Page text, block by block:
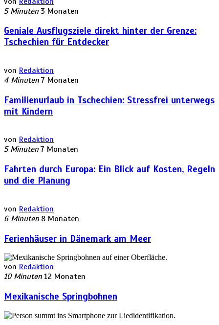
5 Minuten 3 Monaten
Geniale Ausflugsziele direkt hinter der Grenze:
Tschechien für Entdecker
von Redaktion
4 Minuten 7 Monaten
Familienurlaub in Tschechien: Stressfrei unterwegs
mit Kindern
von Redaktion
5 Minuten 7 Monaten
Fahrten durch Europa: Ein Blick auf Kosten, Regeln
und die Planung
von Redaktion
6 Minuten 8 Monaten
Ferienhäuser in Dänemark am Meer
von Redaktion
10 Minuten 12 Monaten
Mexikanische Springbohnen